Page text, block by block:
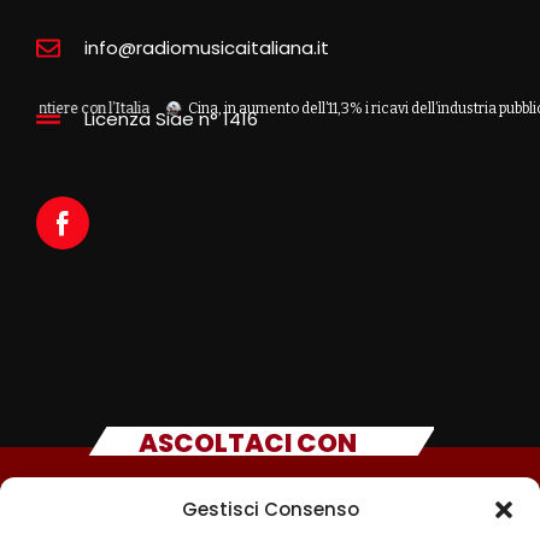
Gestisci Consenso
con l’Italia Cina, in aumento dell’11,3% i ricavi dell’industria pubblicitaria
info@radiomusicaitaliana.it
Licenza Siae n° 1416
ASCOLTACI CON